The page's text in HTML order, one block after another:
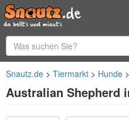
Snautz.de Tiermarkt Hunde
Australian Shepherd